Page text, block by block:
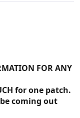
FOR ANY
for one patch.
coming out